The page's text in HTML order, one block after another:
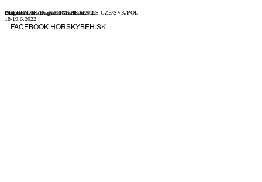
Atrios KIDS - Dragon trails 18.6.2022
Dragon trails
18-19.6.2022
GOLDEN TRAIL NATIONAL SERIES CZE/SVK/POL
Zoborskou lesostepou s Mitickou
FACEBOOK HORSKYBEH.SK